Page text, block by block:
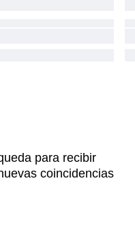
para recibir
coincidencias